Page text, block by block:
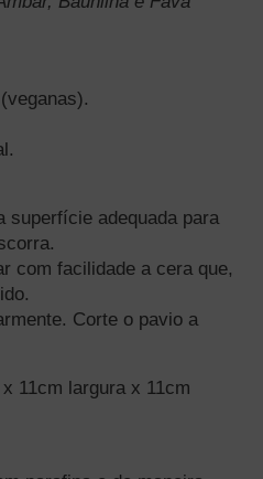
superfície adequada para
com facilidade a cera que,
Corte o pavio a
11cm largura x 11cm